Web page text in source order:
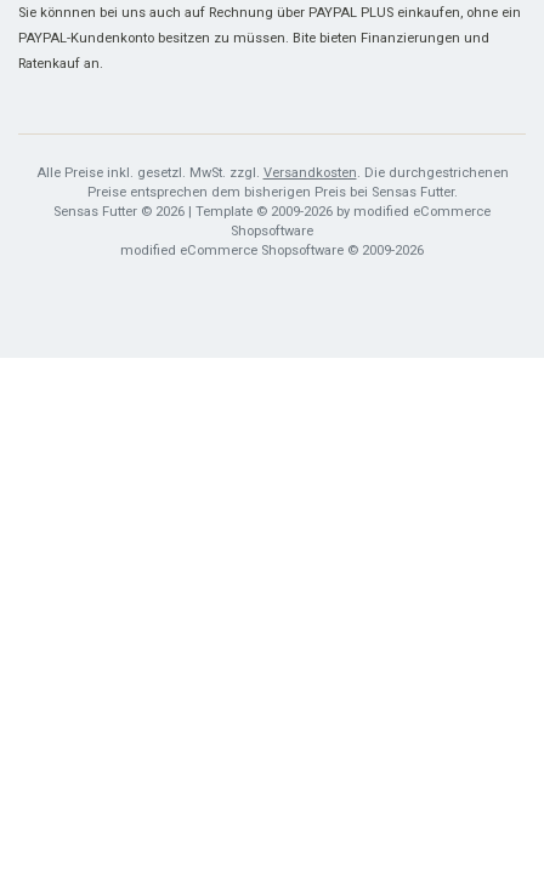
Sie könnnen bei uns auch auf Rechnung über PAYPAL PLUS einkaufen, ohne ein
PAYPAL-Kundenkonto besitzen zu müssen. Bite bieten Finanzierungen und
Ratenkauf an.
Alle Preise inkl. gesetzl. MwSt. zzgl. Versandkosten. Die durchgestrichenen
Preise entsprechen dem bisherigen Preis bei Sensas Futter.
Sensas Futter © 2026 | Template © 2009-2026 by modified eCommerce
Shopsoftware
mod ified eCommerce Shopsoftware © 2009-2026